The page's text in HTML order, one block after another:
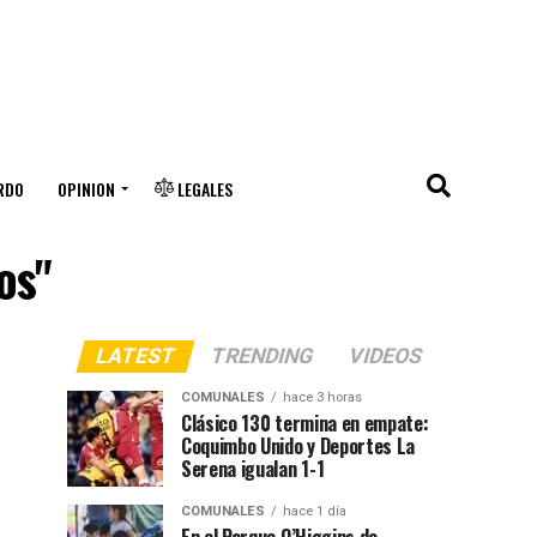
OPINION LEGALES
LATEST TRENDING VIDEOS
COMUNALES hace 3 horas
Clásico 130 termina en empate:
Coquimbo Unido y Deportes La
Serena igualan 1-1
COMUNALES hace 1 día